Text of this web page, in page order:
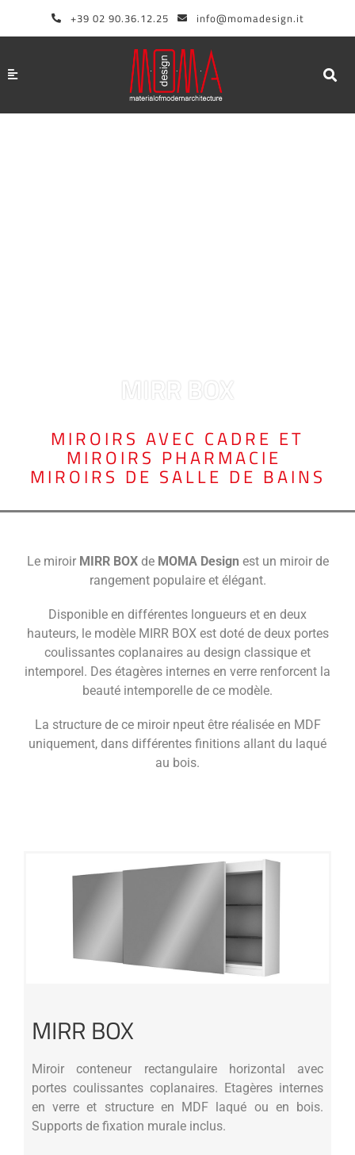
+39 02 90.36.12.25 info@momadesign.it
MIRR BOX
MIROIRS AVEC CADRE ET
MIROIRS PHARMACIE
MIROIRS DE SALLE DE BAINS
Le miroir MIRR BOXde MOMA Design est un miroir de
rangement populaire et élégant.
Disponible en différentes longueurs et en deux
hauteurs, le modèle MIRR BOX est doté de deux portes
coulissantes coplanaires au design classique et
intemporel. Des étagères internes en verre renforcent la
beauté intemporelle de ce modèle.
La structure de ce miroir npeut être réalisée en MDF
uniquement, dans différentes finitions allant du laqué
au bois.
MIRR BOX
Miroir conteneur rectangulaire horizontal avec
portes coulissantes coplanaires. Etagères internes
en verre et structure en MDF laqué ou en bois.
Supports de fixation murale inclus.